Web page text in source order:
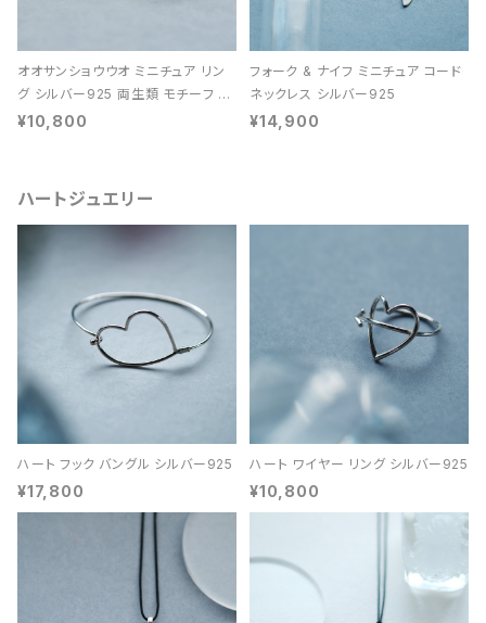
オオサンショウウオ ミニチュア リン
グ シルバー925 両生類 モチーフ レ
ディース ユニセックス
¥10,800
フォーク & ナイフ ミニチュア コード
ネックレス シルバー925
¥14,900
ハートジュエリー
ハート フック バングル シルバー925
¥17,800
ハート ワイヤー リング シルバー925
¥10,800